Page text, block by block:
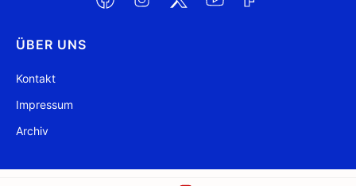
ÜBER UNS
Kontakt
Impressum
Archiv